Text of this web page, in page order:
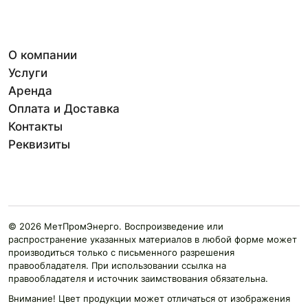
О компании
Услуги
Аренда
Оплата и Доставка
Контакты
Реквизиты
© 2026 МетПромЭнерго. Воспроизведение или
распространение указанных материалов в любой форме может
производиться только с письменного разрешения
правообладателя. При использовании ссылка на
правообладателя и источник заимствования обязательна.
Внимание! Цвет продукции может отличаться от изображения